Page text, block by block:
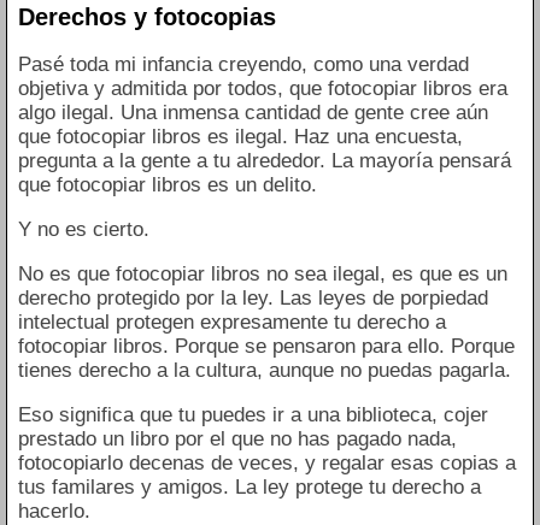
Derechos y fotocopias
Pasé toda mi infancia creyendo, como una verdad
objetiva y admitida por todos, que fotocopiar libros era
algo ilegal. Una inmensa cantidad de gente cree aún
que fotocopiar libros es ilegal. Haz una encuesta,
pregunta a la gente a tu alrededor. La mayoría pensará
que fotocopiar libros es un delito.
Y no es cierto.
No es que fotocopiar libros no sea ilegal, es que es un
derecho protegido por la ley. Las leyes de porpiedad
intelectual protegen expresamente tu derecho a
fotocopiar libros. Porque se pensaron para ello. Porque
tienes derecho a la cultura, aunque no puedas pagarla.
Eso significa que tu puedes ir a una biblioteca, cojer
prestado un libro por el que no has pagado nada,
fotocopiarlo decenas de veces, y regalar esas copias a
tus familares y amigos. La ley protege tu derecho a
hacerlo.